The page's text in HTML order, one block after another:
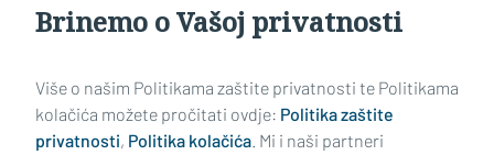
mjesto na maratonu u Metkoviću
LJETNA ŠKOLA VELIKIH OTKRIĆA
Dok oni u ljetu maksimalno uživaju,
mame stignu popiti i kavu...
Brinemo o Vašoj privatnosti
Više o našim Politikama zaštite privatnosti te Politikama
kolačića možete pročitati ovdje: Politika zaštite
privatnosti, Politika kolačića. Mi i naši partneri